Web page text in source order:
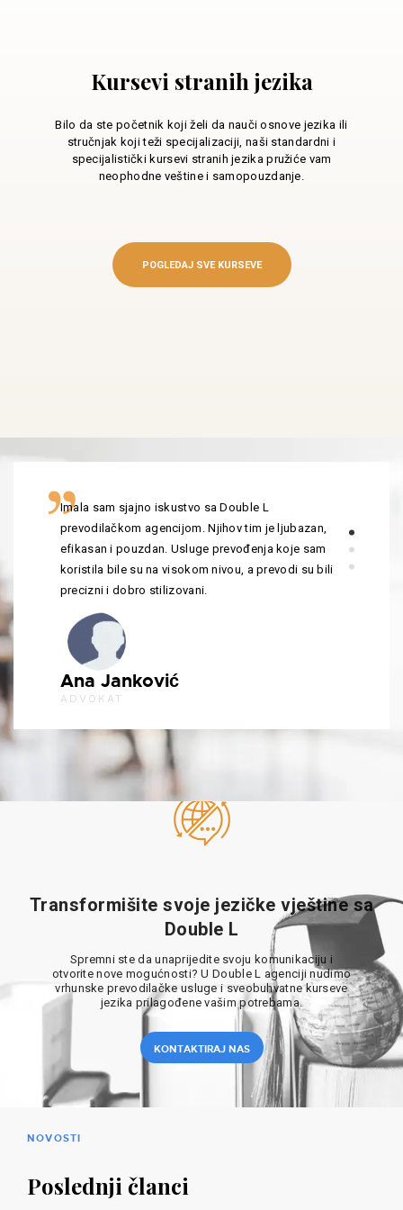
Kursevi stranih jezika
Bilo da ste početnik koji želi da nauči osnove jezika ili
stručnjak koji teži specijalizaciji, naši standardni i
specijalistički kursevi stranih jezika pružiće vam
neophodne veštine i samopouzdanje.
POGLEDAJ SVE KURSEVE
Imala sam sjajno iskustvo sa Double L
prevodilačkom agencijom. Njihov tim je ljubazan,
efikasan i pouzdan. Usluge prevođenja koje sam
koristila bile su na visokom nivou, a prevodi su bili
precizni i dobro stilizovani.
Ana Janković
ADVOKAT
Transformišite svoje jezičke vještine sa
Double L
Spremni ste da unaprijedite svoju komunikaciju i
otvorite nove mogućnosti? U Double L agenciji nudimo
vrhunske prevodilačke usluge i sveobuhvatne kurseve
jezika prilagođene vašim potrebama.
KONTAKTIRAJ NAS
NOVOSTI
Poslednji članci